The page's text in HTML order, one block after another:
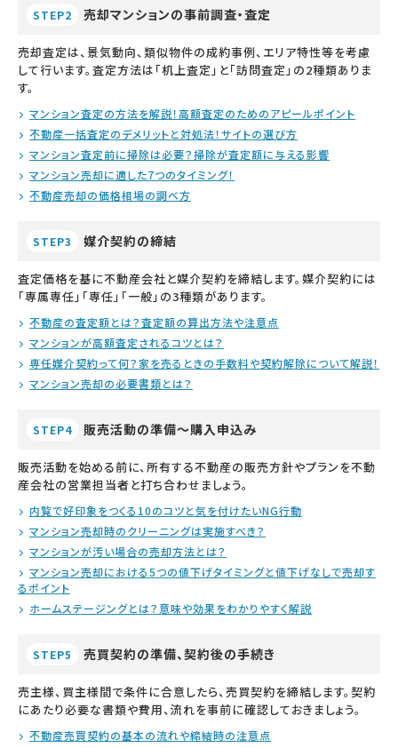
STEP2 売却マンションの事前調査・査定
売却査定は、景気動向、類似物件の成約事例、エリア特性等を考慮
して行います。査定方法は「机上査定」と「訪問査定」の2種類ありま
す。
マンション査定の方法を解説！高額査定のためのアピールポイント
不動産一括査定のデメリットと対処法！サイトの選び方
マンション査定前に掃除は必要？掃除が査定額に与える影響
マンション売却に適した7つのタイミング！
不動産売却の価格相場の調べ方
STEP3 媒介契約の締結
査定価格を基に不動産会社と媒介契約を締結します。媒介契約には
「専属専任」「専任」「一般」の3種類があります。
不動産の査定額とは？査定額の算出方法や注意点
マンションが高額査定されるコツとは？
専任媒介契約って何？家を売るときの手数料や契約解除について解説！
マンション売却の必要書類とは？
STEP4 販売活動の準備～購入申込み
販売活動を始める前に、所有する不動産の販売方針やプランを不動
産会社の営業担当者と打ち合わせましょう。
内覧で好印象をつくる10のコツと気を付けたいNG行動
マンション売却時のクリーニングは実施すべき？
マンションが汚い場合の売却方法とは？
マンション売却における5つの値下げタイミングと値下げなしで売却す
るポイント
ホームステージングとは？意味や効果をわかりやすく解説
STEP5 売買契約の準備、契約後の手続き
売主様、買主様間で条件に合意したら、売買契約を締結します。契約
にあたり必要な書類や費用、流れを事前に確認しておきましょう。
不動産売買契約の基本の流れや締結時の注意点